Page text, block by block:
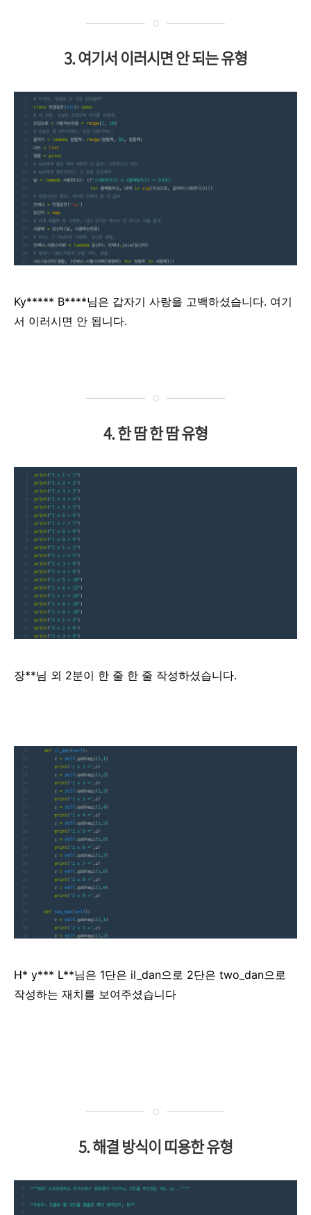
3. 여기서 이러시면 안 되는 유형
Ky***** B****님은 갑자기 사랑을 고백하셨습니다. 여기
서 이러시면 안 됩니다.
4. 한 땀 한 땀 유형
장**님 외 2분이 한 줄 한 줄 작성하셨습니다.
H* y*** L**님은 1단은 il_dan으로 2단은 two_dan으로
작성하는 재치를 보여주셨습니다
5. 해결 방식이 띠용한 유형